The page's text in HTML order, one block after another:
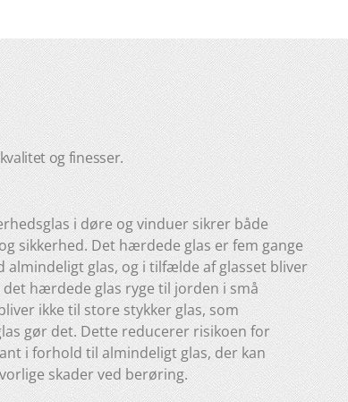
og finesser.
i døre og vinduer sikrer både
sikkerhed. Det hærdede glas er fem gange
almindeligt glas, og i tilfælde af glasset bliver
det hærdede glas ryge til jorden i små
ikke til store stykker glas, som
gør det. Dette reducerer risikoen for
i forhold til almindeligt glas, der kan
skader ved berøring.